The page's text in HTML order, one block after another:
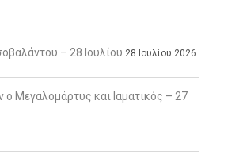
– 28 Ιουλίου 28 Ιουλίου 2026
Μεγαλομάρτυς και Ιαματικός – 27